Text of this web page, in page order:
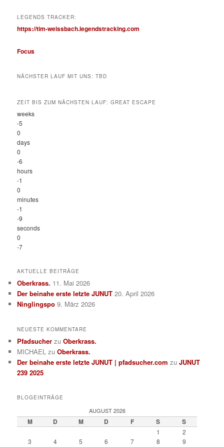
LEGENDS TRACKER:
https://tim-weissbach.legendstracking.com
Focus
NÄCHSTER LAUF MIT UNS: TBD
ZEIT BIS ZUM NÄCHSTEN LAUF: GREAT ESCAPE
weeks
-5
0
days
0
-6
hours
-1
0
minutes
-1
-9
seconds
0
-7
AKTUELLE BEITRÄGE
Oberkrass. 11. Mai 2026
Der beinahe erste letzte JUNUT 20. April 2026
Ninglingspo 9. März 2026
NEUESTE KOMMENTARE
Pfadsucher zuOberkrass.
MICHAEL zuOberkrass.
Der beinahe erste letzte JUNUT | pfadsucher.com zuJUNUT
239 2025
BLOGEINTRÄGE
AUGUST 2026
M D M D F S S
1
2
3
4 5 6 7 8
9